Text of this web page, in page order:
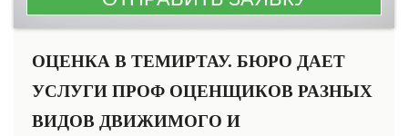
ОЦЕНКА В ТЕМИРТАУ. БЮРО ДАЕТ
УСЛУГИ ПРОФ ОЦЕНЩИКОВ РАЗНЫХ
ВИДОВ ДВИЖИМОГО И